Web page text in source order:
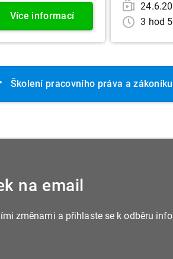
Více informací
3 hod
Školení pracovního práva a
na email
změnami a přihlaste se k odběru